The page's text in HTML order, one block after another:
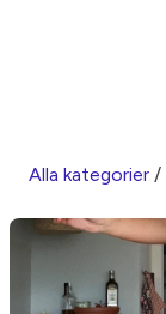
Alla kategorier /